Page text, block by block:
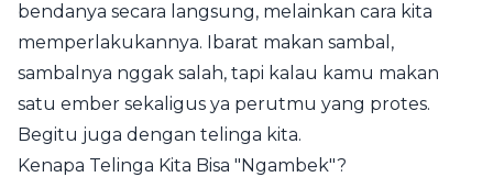
bendanya secara langsung, melainkan cara kita
memperlakukannya. Ibarat makan sambal,
sambalnya nggak salah, tapi kalau kamu makan
satu ember sekaligus ya perutmu yang protes.
Begitu juga dengan telinga kita.
Kenapa Telinga Kita Bisa "Ngambek"?